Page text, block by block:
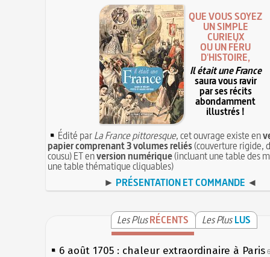
QUE VOUS SOYEZ
UN SIMPLE
CURIEUX
OU UN FÉRU
D'HISTOIRE,
Il était une France
saura vous ravir
par ses récits
abondamment
illustrés !
Édité parLa France pittoresque, cet ouvrage existe en
papier comprenant 3 volumes reliés(couverture rigide,
cousu) ET enversion numérique(incluant une table des
une table thématique cliquables)
► PRÉSENTATION ET COMMANDE ◄
Les PlusRÉCENTS Les Plus LUS
6 août 1705 : chaleur extraordinaire à Paris